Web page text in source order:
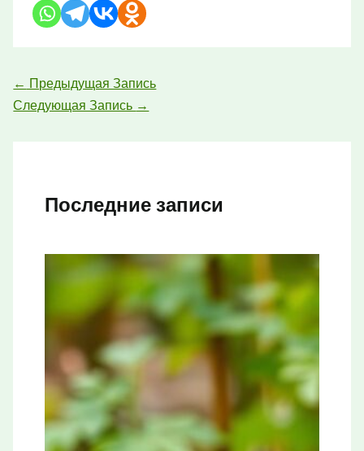
← Предыдущая Запись
Следующая Запись →
Последние записи